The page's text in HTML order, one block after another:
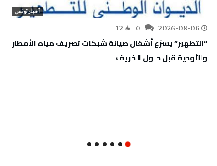
أخبار تونس
2026-08-06
12
“التطهير” يسرّع أشغال صيانة شبكات تصريف مياه الأمطار
والأودية قبل حلول الخريف